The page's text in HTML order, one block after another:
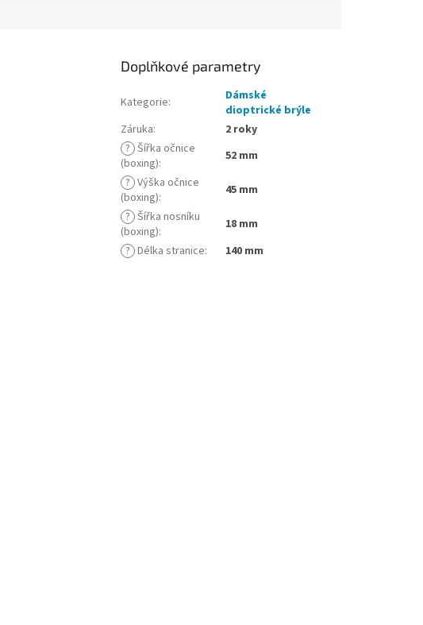
Doplňkové parametry
Kategorie:
Dámské
dioptrické brýle
Záruka:
2 roky
? Šířka očnice
(boxing):
52 mm
? Výška očnice
(boxing):
45 mm
? Šířka nosníku
(boxing):
18 mm
? Délka stranice: 140 mm